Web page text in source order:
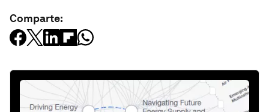
Comparte: